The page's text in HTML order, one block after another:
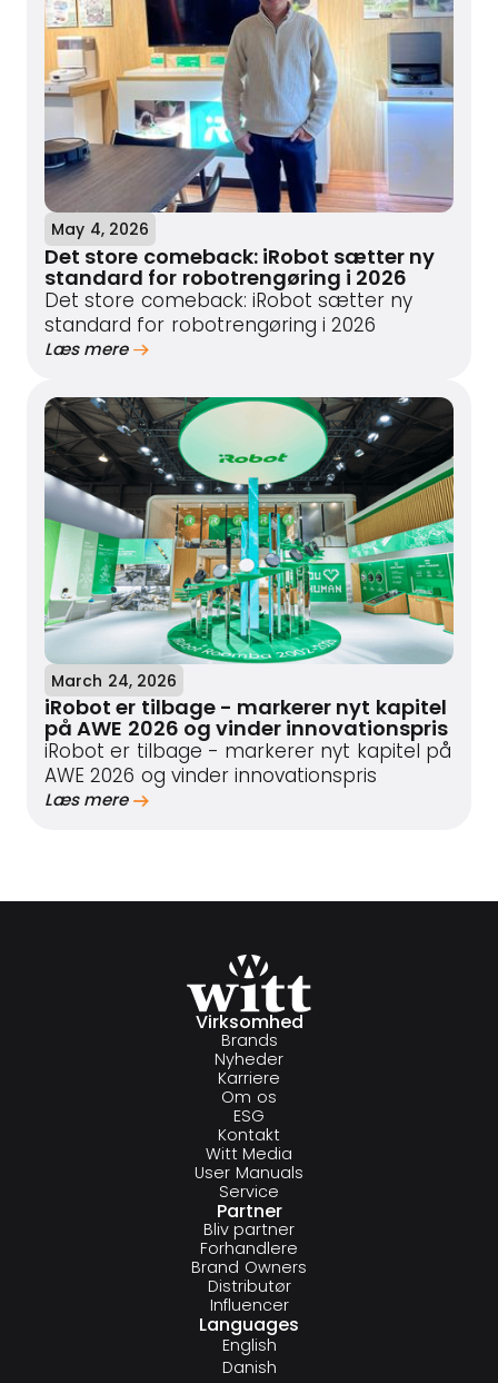
May 4, 2026
Det store comeback: iRobot sætter ny
standard for robotrengøring i 2026
Det store comeback: iRobot sætter ny
standard for robotrengøring i 2026
Læs mere
March 24, 2026
iRobot er tilbage - markerer nyt kapitel
på AWE 2026 og vinder innovationspris
iRobot er tilbage - markerer nyt kapitel på
AWE 2026 og vinder innovationspris
Læs mere
Virksomhed
Brands
Nyheder
Karriere
Om os
ESG
Kontakt
Witt Media
User Manuals
Service
Partner
Bliv partner
Forhandlere
Brand Owners
Distributør
Influencer
Languages
English
Danish